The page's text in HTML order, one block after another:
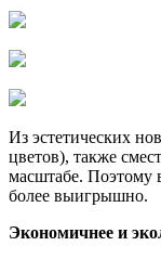
Из эстетических
цветов), также
масштабе. Поэтому
более выигрышно.
Экономичнее и